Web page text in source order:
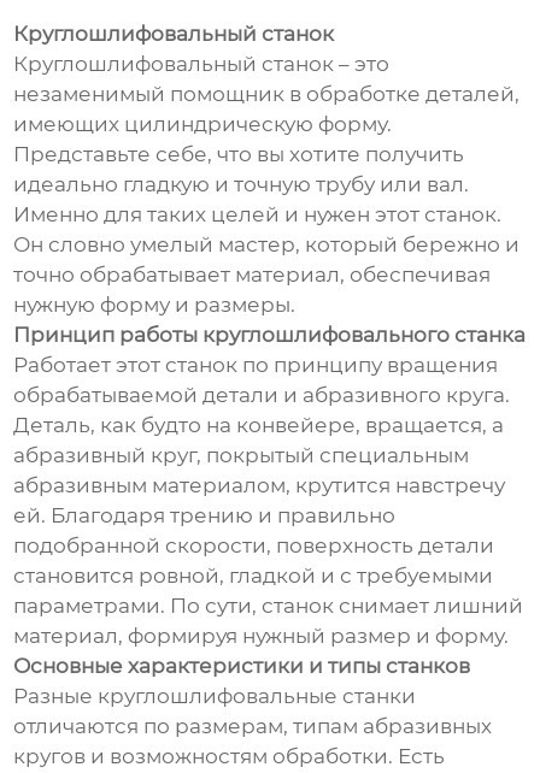
Круглошлифовальный станок
Круглошлифовальный станок – это
незаменимый помощник в обработке деталей,
имеющих цилиндрическую форму.
Представьте себе, что вы хотите получить
идеально гладкую и точную трубу или вал.
Именно для таких целей и нужен этот станок.
Он словно умелый мастер, который бережно и
точно обрабатывает материал, обеспечивая
нужную форму и размеры.
Принцип работы круглошлифовального станка
Работает этот станок по принципу вращения
обрабатываемой детали и абразивного круга.
Деталь, как будто на конвейере, вращается, а
абразивный круг, покрытый специальным
абразивным материалом, крутится навстречу
ей. Благодаря трению и правильно
подобранной скорости, поверхность детали
становится ровной, гладкой и с требуемыми
параметрами. По сути, станок снимает лишний
материал, формируя нужный размер и форму.
Основные характеристики и типы станков
Разные круглошлифовальные станки
отличаются по размерам, типам абразивных
кругов и возможностям обработки. Есть